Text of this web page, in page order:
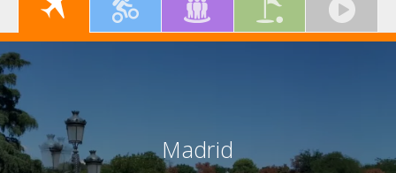
Madrid